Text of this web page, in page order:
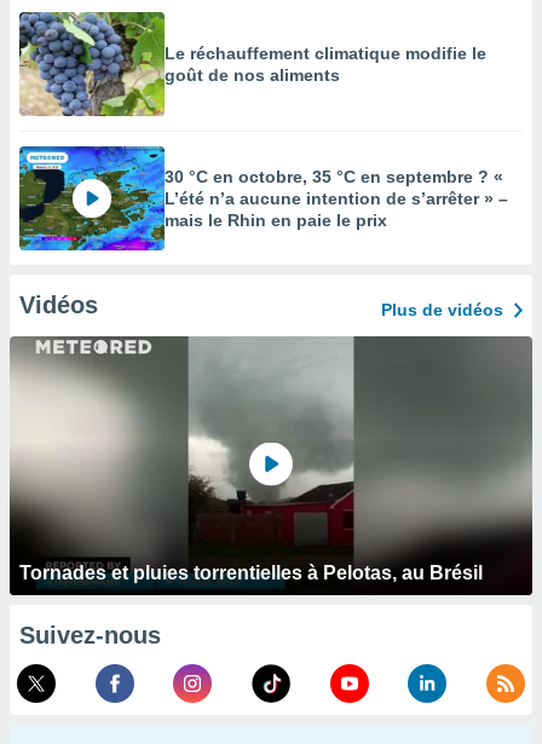
Le réchauffement climatique modifie le
goût de nos aliments
30 °C en octobre, 35 °C en septembre ? «
L’été n’a aucune intention de s’arrêter » –
mais le Rhin en paie le prix
Vidéos Plus de vidéos
Tornades et pluies torrentielles à Pelotas, au Brésil
Suivez-nous